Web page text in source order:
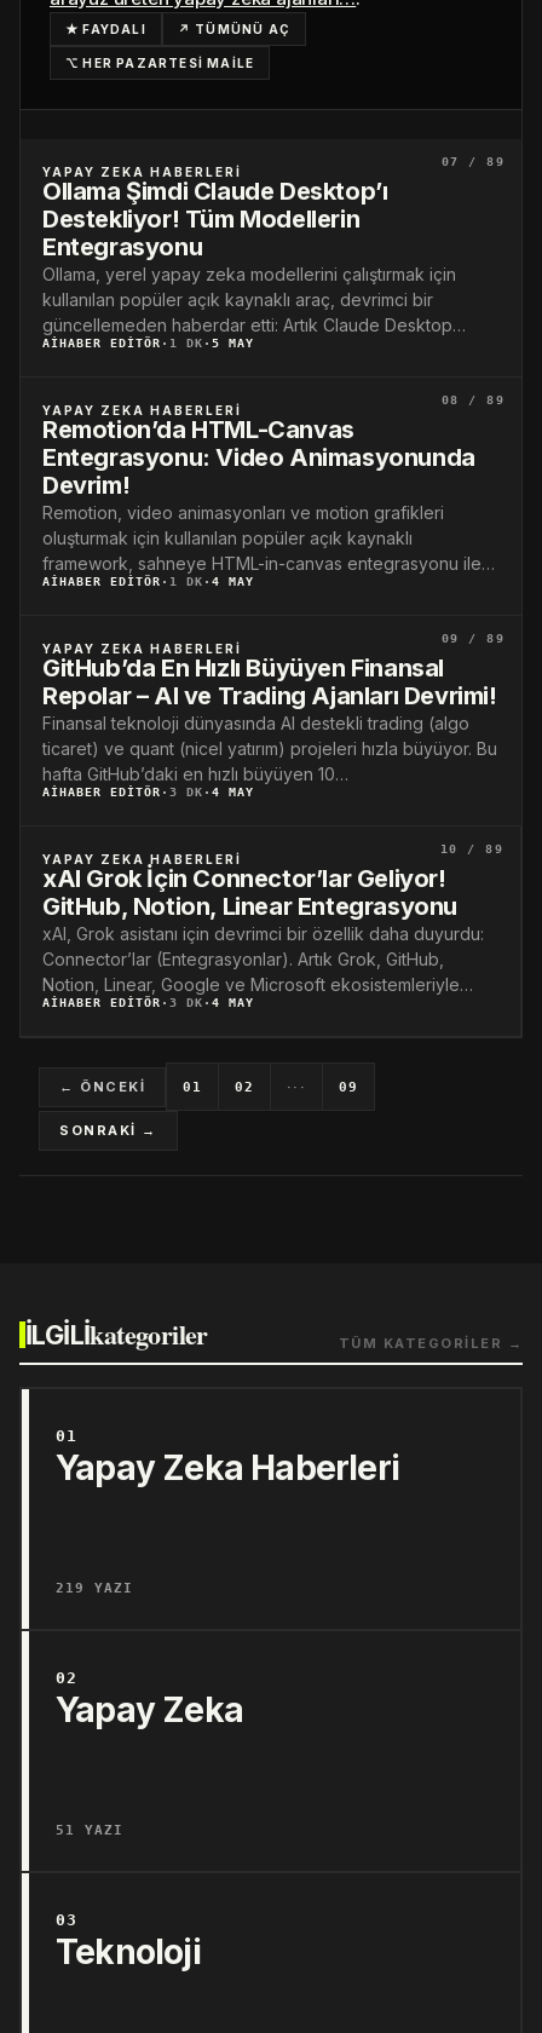
★ FAYDALI ↗ TÜMÜNÜ AÇ
⌥ HER PAZARTESİ MAİLE
07 / 89
YAPAY ZEKA HABERLERI
Ollama Şimdi Claude Desktop’ı
Destekliyor! Tüm Modellerin
Entegrasyonu
Ollama, yerel yapay zeka modellerini çalıştırmak için
kullanılan popüler açık kaynaklı araç, devrimci bir
güncellemeden haberdar etti: Artık Claude Desktop
entegrasyonu destekleniyor!…
AIHABER EDITÖR · 1 DK · 5 MAY
08 / 89
YAPAY ZEKA HABERLERI
Remotion’da HTML-Canvas
Entegrasyonu: Video Animasyonunda
Devrim!
Remotion, video animasyonları ve motion grafikleri
oluşturmak için kullanılan popüler açık kaynaklı
framework, sahneye HTML-in-canvas entegrasyonu ile
devrimsel bir güncelleme getirdi. Bu…
AIHABER EDITÖR · 1 DK · 4 MAY
09 / 89
YAPAY ZEKA HABERLERI
GitHub’da En Hızlı Büyüyen Finansal
Repolar – AI ve Trading Ajanları Devrimi!
Finansal teknoloji dünyasında AI destekli trading (algo
ticaret) ve quant (nicel yatırım) projeleri hızla büyüyor. Bu
hafta GitHub’daki en hızlı büyüyen 10…
AIHABER EDITÖR · 3 DK · 4 MAY
10 / 89
YAPAY ZEKA HABERLERI
xAI Grok İçin Connector’lar Geliyor!
GitHub, Notion, Linear Entegrasyonu
xAI, Grok asistanı için devrimci bir özellik daha duyurdu:
Connector’lar (Entegrasyonlar). Artık Grok, GitHub,
Notion, Linear, Google ve Microsoft ekosistemleriyle
doğrudan iletişim…
AIHABER EDITÖR · 3 DK · 4 MAY
← ÖNCEKİ 01 02 ··· 09
SONRAKİ →
İLGİLİkategoriler TÜM KATEGORİLER →
01
Yapay Zeka Haberleri
219 YAZI
02
Yapay Zeka
51 YAZI
03
Teknoloji